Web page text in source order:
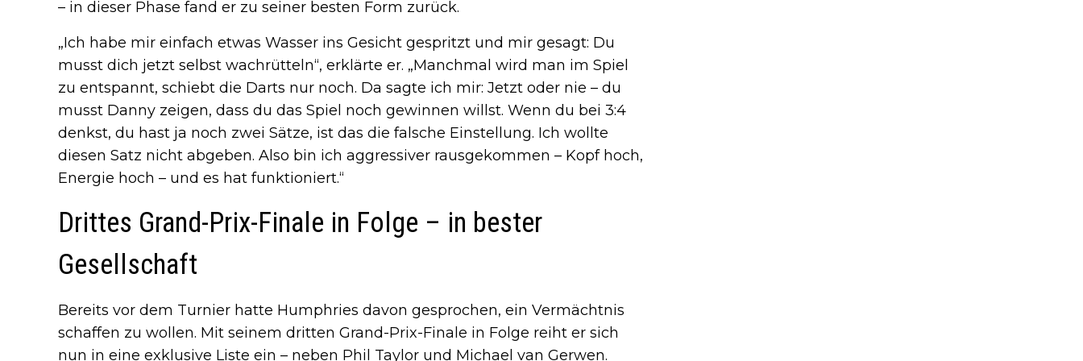
– in dieser Phase fand er zu seiner besten Form zurück.
„Ich habe mir einfach etwas Wasser ins Gesicht gespritzt und mir gesagt: Du
musst dich jetzt selbst wachrütteln“, erklärte er. „Manchmal wird man im Spiel
zu entspannt, schiebt die Darts nur noch. Da sagte ich mir: Jetzt oder nie – du
musst Danny zeigen, dass du das Spiel noch gewinnen willst. Wenn du bei 3:4
denkst, du hast ja noch zwei Sätze, ist das die falsche Einstellung. Ich wollte
diesen Satz nicht abgeben. Also bin ich aggressiver rausgekommen – Kopf hoch,
Energie hoch – und es hat funktioniert.“
Drittes Grand-Prix-Finale in Folge – in bester
Gesellschaft
Bereits vor dem Turnier hatte Humphries davon gesprochen, ein Vermächtnis
schaffen zu wollen. Mit seinem dritten Grand-Prix-Finale in Folge reiht er sich
nun in eine exklusive Liste ein – neben Phil Taylor und Michael van Gerwen.